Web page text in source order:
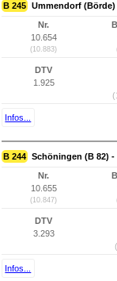
B 245 Ummendorf (Börde)
Nr.
10.654
(10.883)
DTV
1.925
Infos...
B 244 Schöningen (B 82) -
Nr.
10.655
(10.847)
DTV
3.293
Infos...